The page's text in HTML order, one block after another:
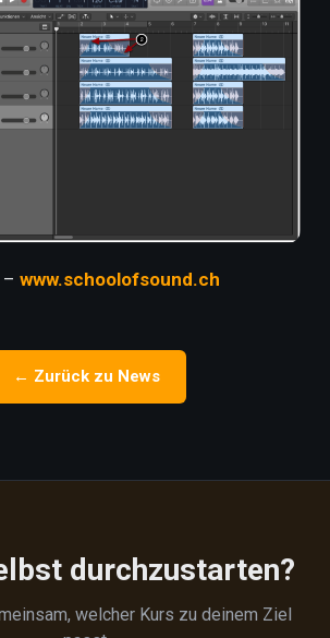
www.schoolofsound.ch
← Zurück zu News
durchzustarten?
welcher Kurs zu deinem Ziel